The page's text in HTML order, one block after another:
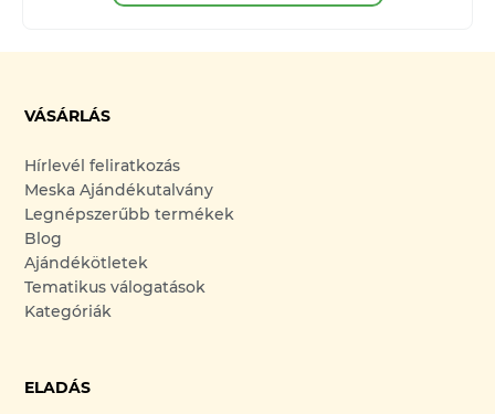
VÁSÁRLÁS
Hírlevél feliratkozás
Meska Ajándékutalvány
Legnépszerűbb termékek
Blog
Ajándékötletek
Tematikus válogatások
Kategóriák
ELADÁS